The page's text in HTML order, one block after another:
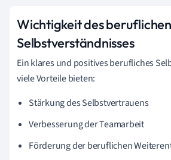
Wichtigkeit des beruflichen
Selbstverständnisses
Ein klares und positives berufliches
viele Vorteile bieten:
Stärkung des Selbstvertrauens
Verbesserung der Teamarbeit
Förderung der beruflichen